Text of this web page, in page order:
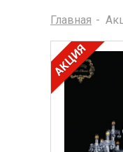
Главная